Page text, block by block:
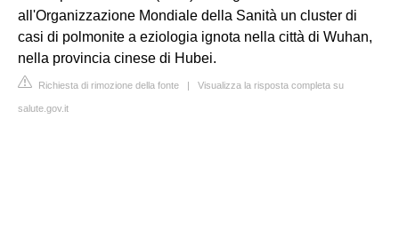
all'Organizzazione Mondiale della Sanità un cluster di
casi di polmonite a eziologia ignota nella città di Wuhan,
nella provincia cinese di Hubei.
Richiesta di rimozione della fonte | Visualizza la risposta completa su
salute.gov.it